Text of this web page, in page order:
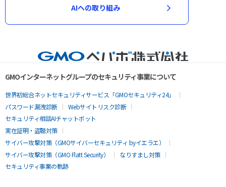
AIへの取り組み
GMOインターネットグループのセキュリティ事業について
世界初総合ネットセキュリティサービス「GMOセキュリティ24」
パスワード漏洩診断
Webサイトリスク診断
セキュリティ相談AIチャットボット
実在証明・盗聴対策
サイバー攻撃対策（GMOサイバーセキュリティ byイエラエ）
サイバー攻撃対策（GMO Flatt Security）
なりすまし対策
セキュリティ事業の軌跡